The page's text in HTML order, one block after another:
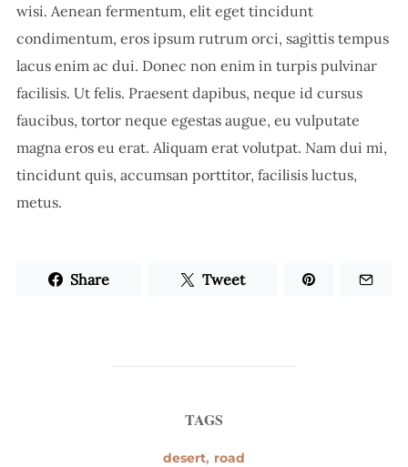
wisi. Aenean fermentum, elit eget tincidunt
condimentum, eros ipsum rutrum orci, sagittis tempus
lacus enim ac dui. Donec non enim in turpis pulvinar
facilisis. Ut felis. Praesent dapibus, neque id cursus
faucibus, tortor neque egestas augue, eu vulputate
magna eros eu erat. Aliquam erat volutpat. Nam dui mi,
tincidunt quis, accumsan porttitor, facilisis luctus,
metus.
Share Tweet
TAGS
desert, road